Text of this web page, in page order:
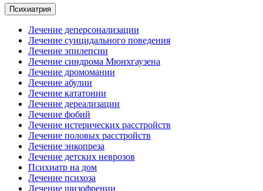
Психиатрия
Лечение деперсонализации
Лечение суицидального поведения
Лечение эпилепсии
Лечение синдрома Мюнхгаузена
Лечение дромомании
Лечение абулии
Лечение кататонии
Лечение дереализации
Лечение фобий
Лечение истерических расстройств
Лечение половых расстройств
Лечение энкопреза
Лечение детских неврозов
Психиатр на дом
Лечение психоза
Лечение шизофрении